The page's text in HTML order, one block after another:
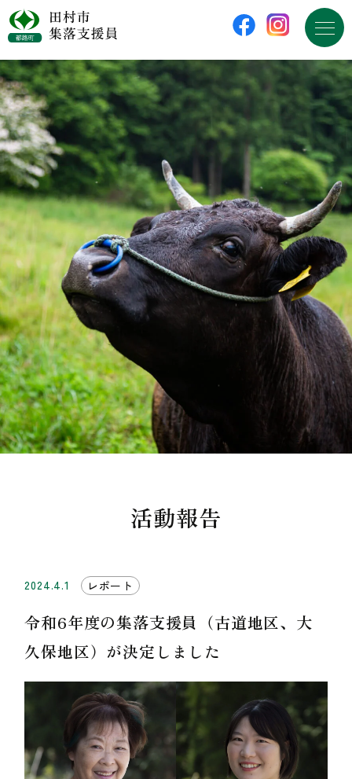
活動報告
2024.4.1 レポート
令和6年度の集落支援員（古道地区、大
久保地区）が決定しました